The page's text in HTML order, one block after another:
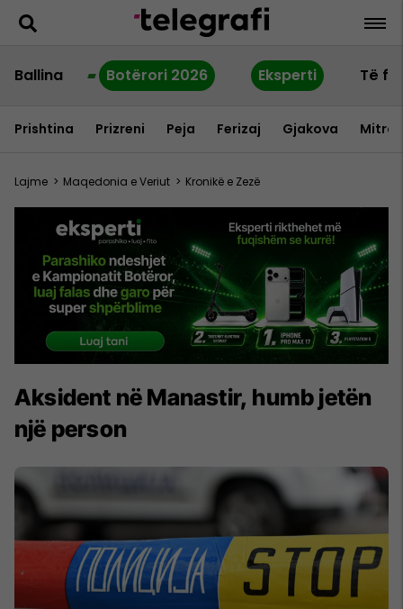
Ballina Botërori 2026 Eksperti Të
Prishtina Prizreni Peja Ferizaj Gjakova
Lajme > Maqedonia e Veriut > Kronikë e Zezë
Aksident në Manastir, humb jetën
një person